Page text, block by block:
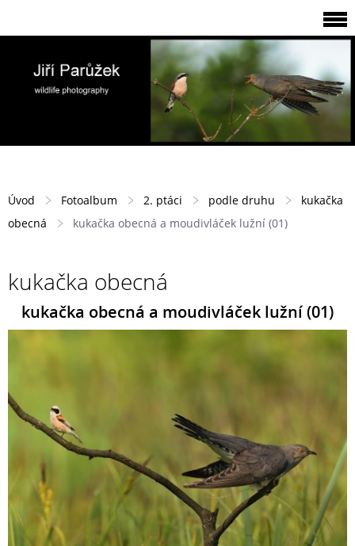
Úvod Fotoalbum 2. ptáci podle druhu
kukačka
obecná
kukačka obecná a moudivláček lužní (01)
kukačka obecná
kukačka obecná a moudivláček lužní (01)